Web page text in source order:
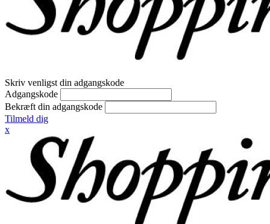
Skriv venligst din adgangskode
Adgangskode
Bekræft din adgangskode
Tilmeld dig
x